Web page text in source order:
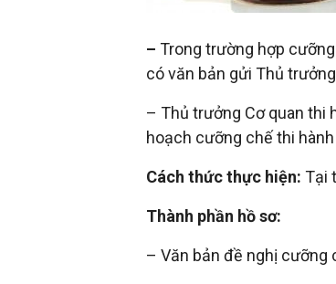
–
Đại
sở
– Trong trường hợp
có văn bản gửi Thủ
– Thủ trưởng Cơ quan thi
hoạch cưỡng chế thi hành
Cách thức thực hiện: Tại
Thành phần hồ sơ:
– Văn bản đề nghị cưỡng